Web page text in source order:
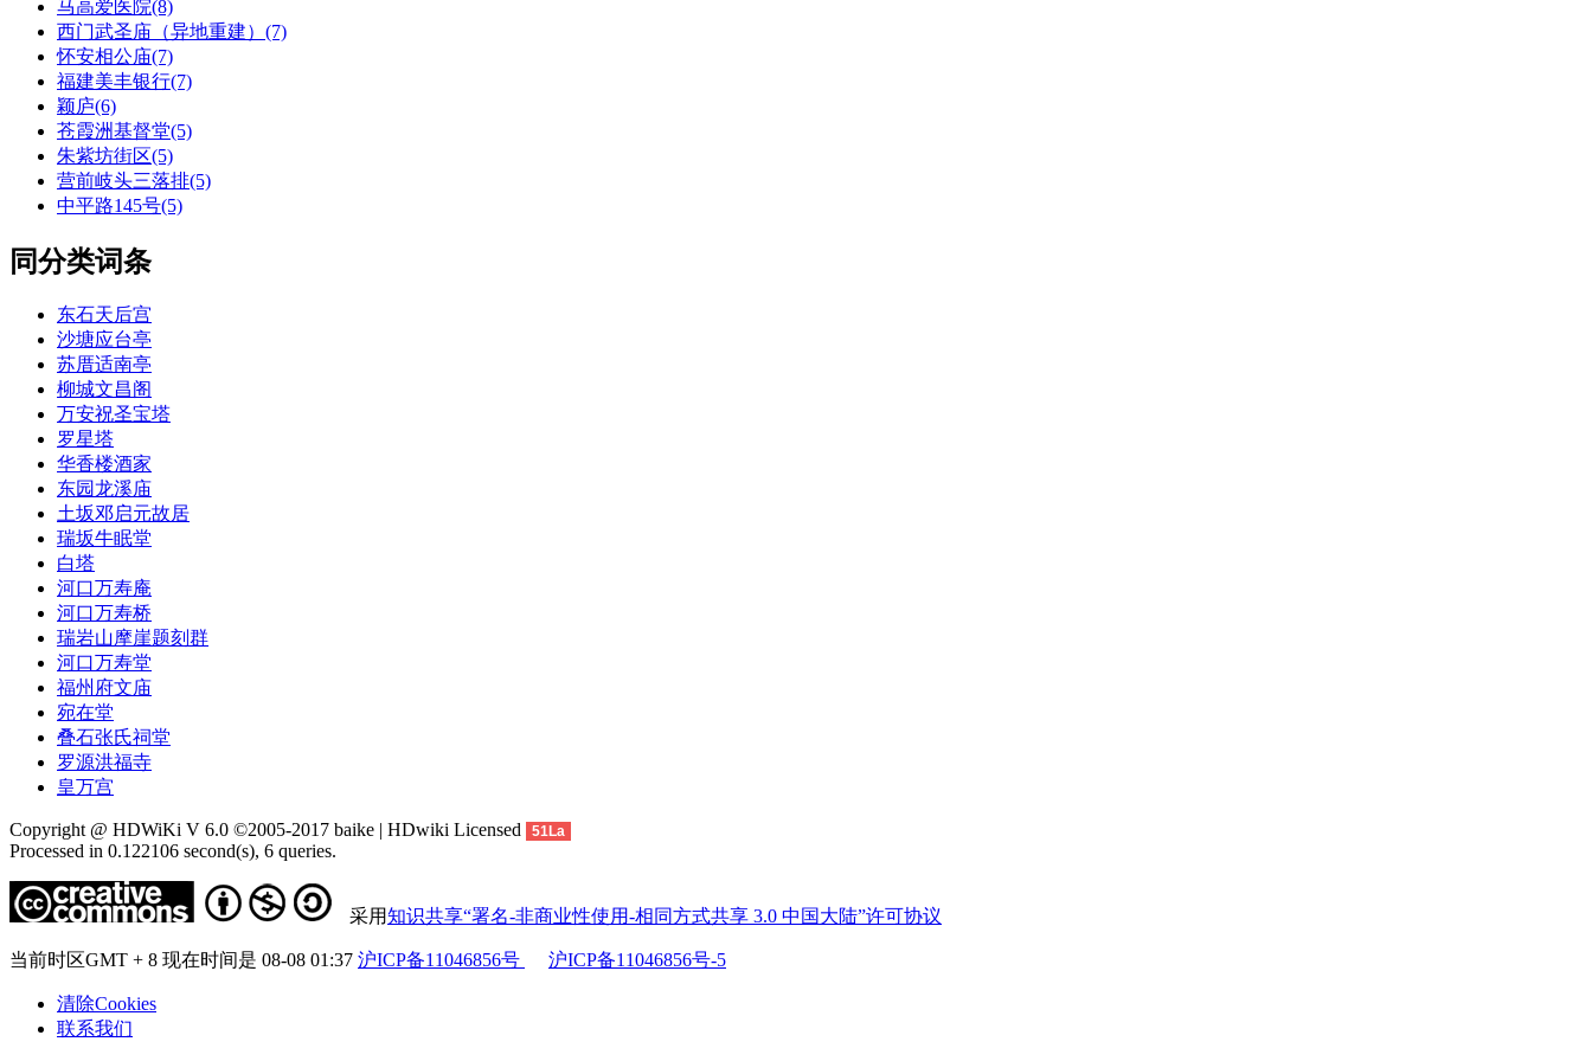
马高爱医院(8)
西门武圣庙（异地重建）(7)
怀安相公庙(7)
福建美丰银行(7)
颖庐(6)
苍霞洲基督堂(5)
朱紫坊街区(5)
营前岐头三落排(5)
中平路145号(5)
同分类词条
东石天后宫
沙塘应台亭
苏厝适南亭
柳城文昌阁
万安祝圣宝塔
罗星塔
华香楼酒家
东园龙溪庙
土坂邓启元故居
瑞坂牛眠堂
白塔
河口万寿庵
河口万寿桥
瑞岩山摩崖题刻群
河口万寿堂
福州府文庙
宛在堂
叠石张氏祠堂
罗源洪福寺
皇万宫
Copyright @ HDWiKi V 6.0 ©2005-2017 baike | HDwiki Licensed 51La
Processed in 0.122106 second(s), 6 queries.
采用知识共享“署名-非商业性使用-相同方式共享 3.0 中国大陆”许可协议
当前时区GMT + 8 现在时间是 08-08 01:37 沪ICP备11046856号 沪ICP备11046856号-5
清除Cookies
联系我们